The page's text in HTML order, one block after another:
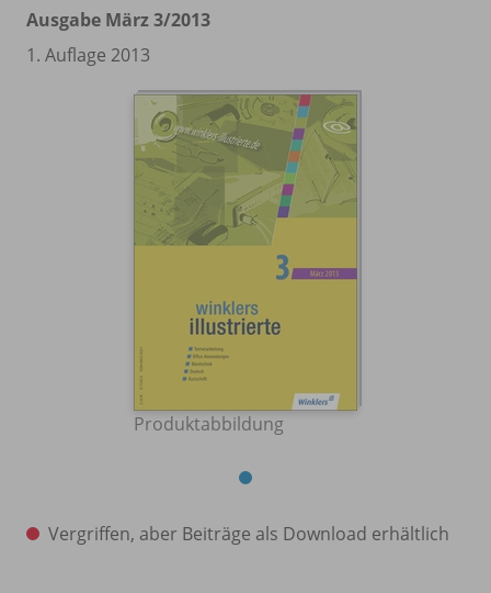
Ausgabe März 3/2013
1. Auflage 2013
Produktabbildung
Vergriffen, aber Beiträge als Download erhältlich